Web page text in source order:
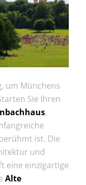
um Münchens
Sie Ihren
,
ist. Die
und
eine einzigartige
Alte